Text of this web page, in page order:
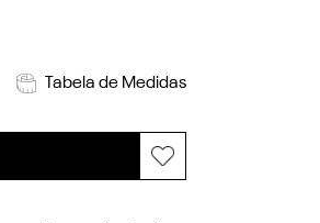
Tabela de Medidas